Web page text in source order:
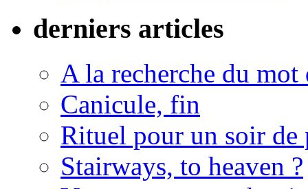
derniers articles
A la recherche du mot
Canicule, fin
Rituel pour un soir de
Stairways, to heaven ?